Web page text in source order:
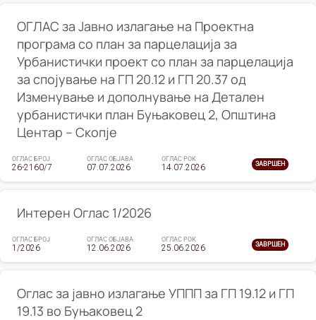
ОГЛАС за Јавно излагање на Проектна
програма со план за парцелација за
Урбанистички проект со план за парцелација
за спојување на ГП 20.12 и ГП 20.37 од
Изменување и дополнување на Детален
урбанистички план Буњаковец 2, Општина
Центар – Скопје
ОГЛАС БРОЈ
26-2160/7
ОГЛАС ОБЈАВА
07.07.2026
ОГЛАС РОК
14.07.2026 ЗАВРШЕН
Интерен Оглас 1/2026
ОГЛАС БРОЈ
1/2026
ОГЛАС ОБЈАВА
12.06.2026
ОГЛАС РОК
25.06.2026 ЗАВРШЕН
Оглас за јавно излагање УППП за ГП 19.12 и ГП
19.13 во Буњаковец 2